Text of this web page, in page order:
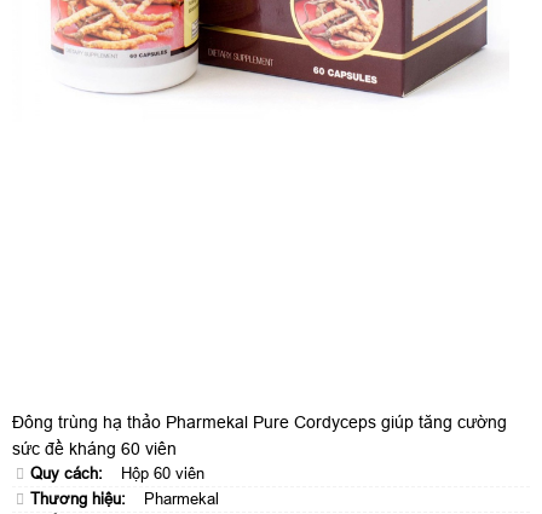
Đông trùng hạ thảo Pharmekal Pure Cordyceps giúp tăng cường
sức đề kháng 60 viên
Quy cách:
Hộp 60 viên
Thương hiệu:
Pharmekal